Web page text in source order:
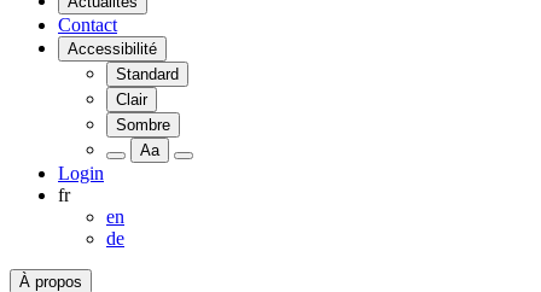
Contact
Accessibilité
Standard
Clair
Sombre
Aa
Login
fr
en
de
À propos